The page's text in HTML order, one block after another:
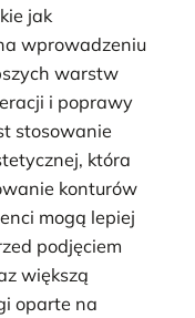
jak
wprowadzeniu
warstw
i poprawy
stosowanie
która
konturów
mogą lepiej
podjęciem
większą
oparte na